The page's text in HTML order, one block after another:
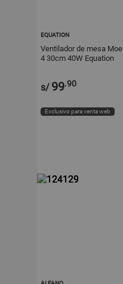
EQUATION
Ventilador de mesa Moe
4 30cm 40W Equation
s/ 99.90
Exclusivo para venta web